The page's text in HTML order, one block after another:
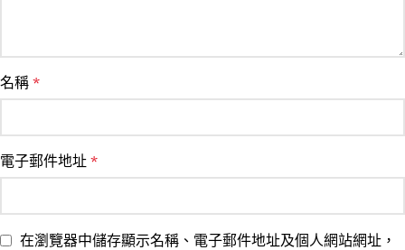
名稱 *
電子郵件地址 *
在瀏覽器中儲存顯示名稱、電子郵件地址及個人網站網址，